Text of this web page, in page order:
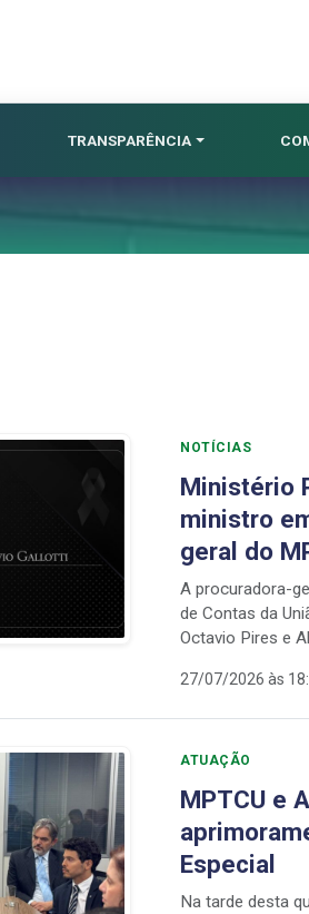
TRANSPARÊNCIA
NOTÍCIAS
Ministério
ministro
geral do
A procuradora-
de Contas da
Octavio Pires e
27/07/2026 às
ATUAÇÃO
MPTCU e
Especial
Na tarde desta